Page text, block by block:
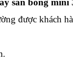
sân bóng mini
được khách